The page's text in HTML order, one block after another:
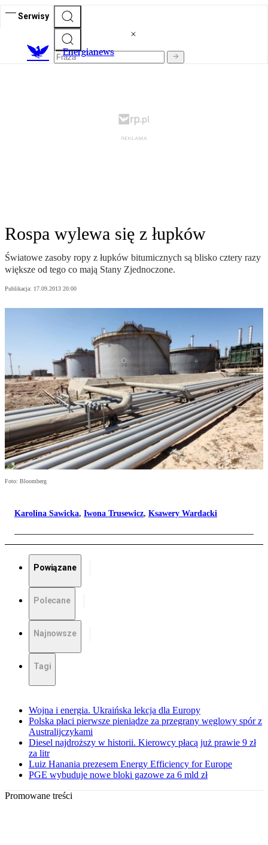
Serwisy
Energianews
Rospa wylewa się z łupków
Światowe zasoby ropy z łupków bitumicznych są blisko cztery razy
większe od tego co mają Stany Zjednoczone.
Publikacja: 17.09.2013 20:00
Foto: Bloomberg
Karolina Sawicka, Iwona Trusewicz, Ksawery Wardacki
Powiązane
Polecane
Najnowsze
Tagi
Wojna i energia. Ukraińska lekcja dla Europy
Polska płaci pierwsze pieniądze za przegrany węglowy spór z
Australijczykami
Diesel najdroższy w historii. Kierowcy płacą już prawie 9 zł
za litr
Luiz Hanania prezesem Energy Efficiency for Europe
PGE wybuduje nowe bloki gazowe za 6 mld zł
Promowane treści